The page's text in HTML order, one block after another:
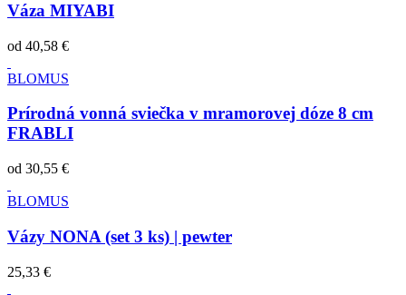
Váza MIYABI
od 40,58 €
BLOMUS
Prírodná vonná sviečka v mramorovej dóze 8 cm
FRABLI
od 30,55 €
BLOMUS
Vázy NONA (set 3 ks) | pewter
25,33 €